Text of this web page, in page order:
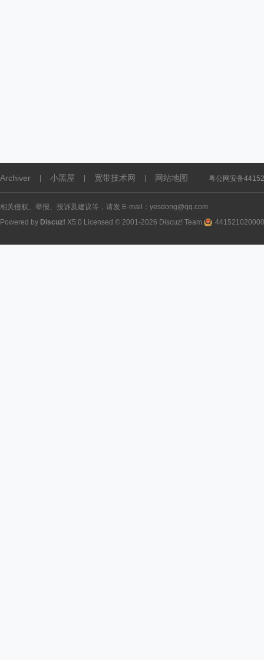
Archiver 小黑屋 宽带技术网 网站地图 粤公网安备
相关侵权、举报、投诉及建议等，请发 E-mail：yesdong@qq.com
Powered by Discuz! X5.0 Licensed © 2001-2026 Discuz! Team.